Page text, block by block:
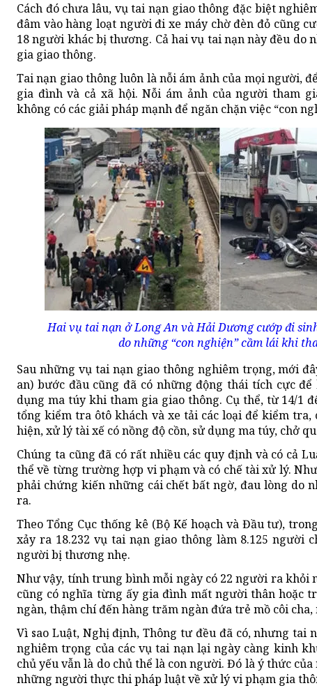
Cách đó chưa lâu, vụ tai nạn giao thông đặc biệt
đâm vào hàng loạt người đi xe máy chờ đèn đỏ cũng
18 người khác bị thương. Cả hai vụ tai nạn này đều do
gia giao thông.
Tai nạn giao thông luôn là nỗi ám ảnh của mọi người,
gia đình và cả xã hội. Nỗi ám ảnh của người tham
không có các giải pháp mạnh để ngăn chặn việc “con
Hai vụ tai nạn ở Long An và Hải Dương cướp đi
do những “con nghiện” cầm lái khi
Sau những vụ tai nạn giao thông nghiêm trọng, mới
an) bước đầu cũng đã có những động thái tích cực
dụng ma túy khi tham gia giao thông. Cụ thể, từ 14/1
tổng kiểm tra ôtô khách và xe tải các loại để kiểm tra,
hiện, xử lý tài xế có nồng độ cồn, sử dụng ma túy, chở
Chúng ta cũng đã có rất nhiều các quy định và có cả
thể về từng trường hợp vi phạm và có chế tài xử lý.
phải chứng kiến những cái chết bất ngờ, đau lòng do
ra.
Theo Tổng Cục thống kê (Bộ Kế hoạch và Đầu tư),
xảy ra 18.232 vụ tai nạn giao thông làm 8.125 người
người bị thương nhẹ.
Như vậy, tính trung bình mỗi ngày có 22 người ra khỏi
cũng có nghĩa từng ấy gia đình mất người thân hoặc
ngàn, thậm chí đến hàng trăm ngàn đứa trẻ mồ côi cha,
Vì sao Luật, Nghị định, Thông tư đều đã có, nhưng tai
nghiêm trọng của các vụ tai nạn lại ngày càng kinh
chủ yếu vẫn là do chủ thể là con người. Đó là ý thức
những người thực thi pháp luật về xử lý vi phạm gia